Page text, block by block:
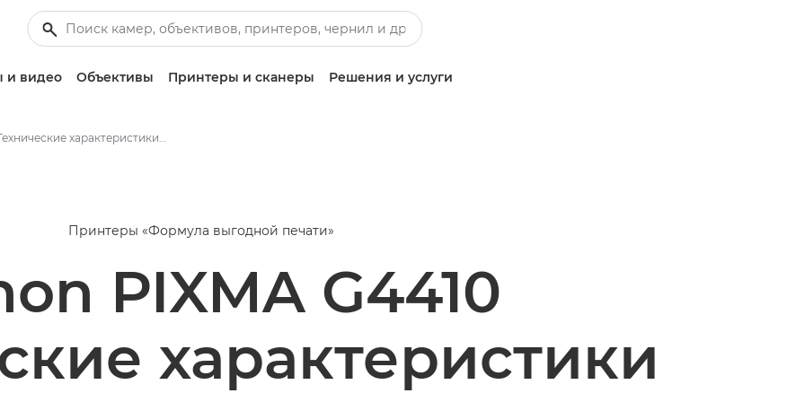
и видео Объективы Принтеры и сканеры Решения и услуги
Технические характеристики и функции - PIXMA G4410
Принтеры «Формула выгодной печати»
PIXMA G4410
характеристики